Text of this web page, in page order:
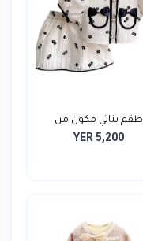
طقم بناتي مكون من
قطعتي...
YER 5,200